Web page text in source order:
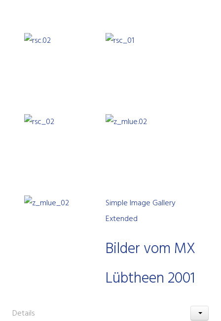
Simple Image Gallery
Extended
Bilder vom MX
Lübtheen 2001
Details